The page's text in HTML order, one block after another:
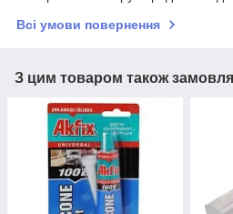
Всі умови повернення
З цим товаром також